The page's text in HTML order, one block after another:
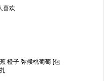
喜欢
橙子 弥候桃葡萄 [包